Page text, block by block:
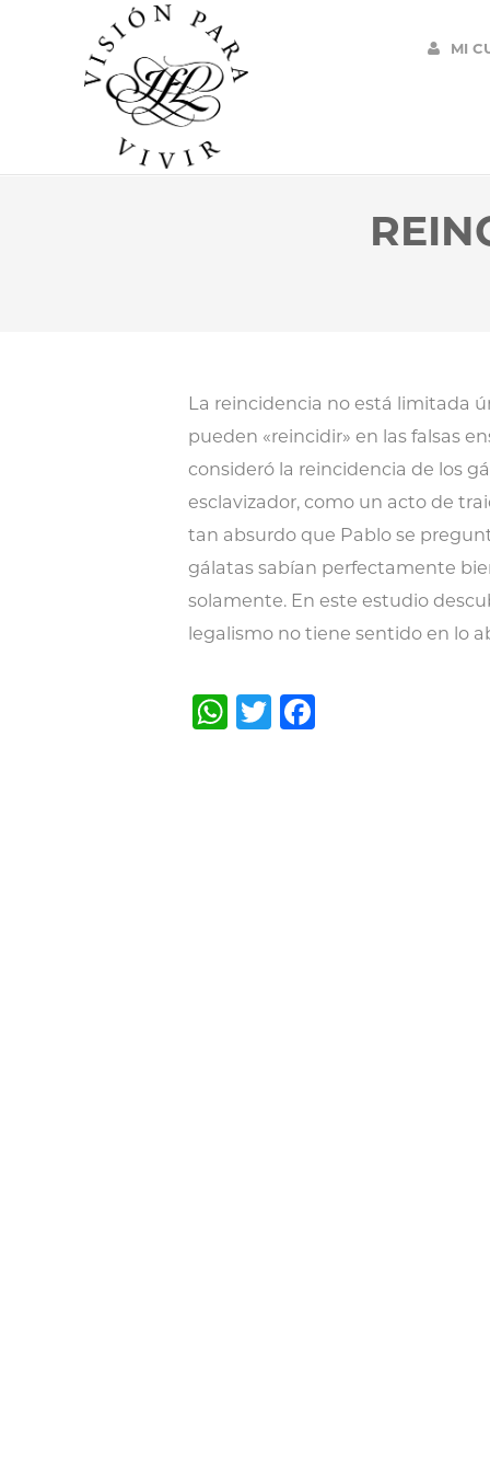
MI
La reincidencia no está limitada
pueden «reincidir» en las falsas
consideró la reincidencia de los
esclavizador, como un acto de
tan absurdo que Pablo se
gálatas sabían perfectamente
solamente. En este estudio
legalismo no tiene sentido en lo
WhatsApp
Twitter